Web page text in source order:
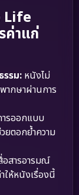
Life
ค่าแก่
รม: หนังไม่
ากษาผ่านการ
รออกแบบ
ยตอกย้ำความ
อสารอารมณ์
ให้หนังเรื่องนี้